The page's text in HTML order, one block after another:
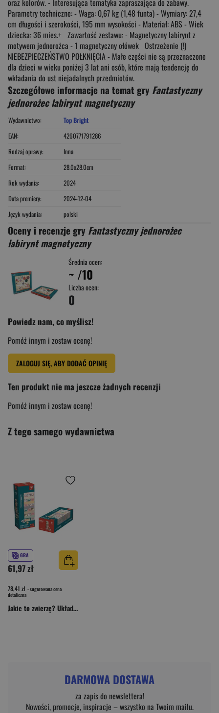
oraz kolorów. - Interesująca tematyka zapraszająca do zabawy.
Parametry techniczne: - Waga: 0,67 kg (1,48 funta) - Wymiary: 27,4
cm długości i szerokości, 195 mm wysokości - Materiał: ABS - Wiek
dziecka: 36 mies.+ Zawartość zestawu: - Magnetyczny labirynt z
motywem jednorożca - 1 magnetyczny ołówek Ostrzeżenie (!)
NIEBEZPIECZEŃSTWO POŁKNIĘCIA - Małe części nie są przeznaczone
dla dzieci w wieku poniżej 3 lat ani osób, które mają tendencję do
wkładania do ust niejadalnych przedmiotów.
Szczegółowe informacje na temat gry Fantastyczny
jednorożec labirynt magnetyczny
Wydawnictwo:
Top Bright
EAN:
4260771791286
Rodzaj oprawy:
Inna
Format:
28.0x28.0cm
Rok wydania:
2024
Data premiery:
2024-12-04
Język wydania:
polski
Oceny i recenzje gry Fantastyczny jednorożec
labirynt magnetyczny
Średnia ocen:
~ /10
Liczba ocen:
0
Powiedz nam, co myślisz!
Pomóż innym i zostaw ocenę!
ZALOGUJ SIĘ, ABY DODAĆ OPINIĘ
Ten produkt nie ma jeszcze żadnych recenzji
Pomóż innym i zostaw ocenę!
Z tego samego wydawnictwa
GRA
61,97 zł
78,41 zł - sugerowana cena
detaliczna
Jakie to zwierzę? Układanie wieży Gra zręcznościowa 3
DARMOWA DOSTAWA
za zapis do newslettera!
Nowości, promocje, inspiracje – wszystko na Twoim mailu.